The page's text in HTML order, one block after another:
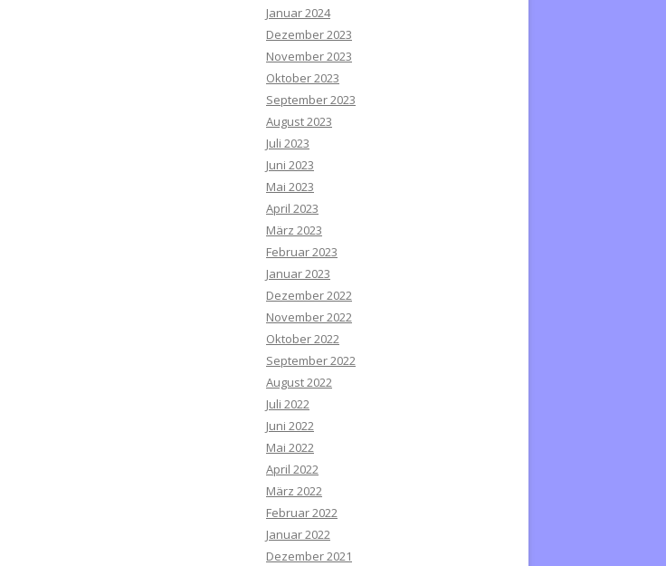
Januar 2024
Dezember 2023
November 2023
Oktober 2023
September 2023
August 2023
Juli 2023
Juni 2023
Mai 2023
April 2023
März 2023
Februar 2023
Januar 2023
Dezember 2022
November 2022
Oktober 2022
September 2022
August 2022
Juli 2022
Juni 2022
Mai 2022
April 2022
März 2022
Februar 2022
Januar 2022
Dezember 2021